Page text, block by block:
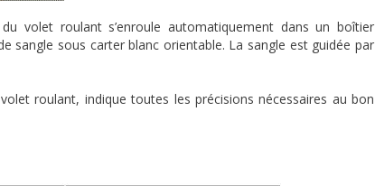
volet roulant s’enroule automatiquement dans un boîtier
sangle sous carter blanc orientable. La sangle est guidée par
roulant, indique toutes les précisions nécessaires au bon